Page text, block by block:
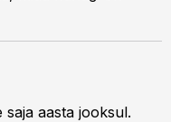
aasta jooksul.